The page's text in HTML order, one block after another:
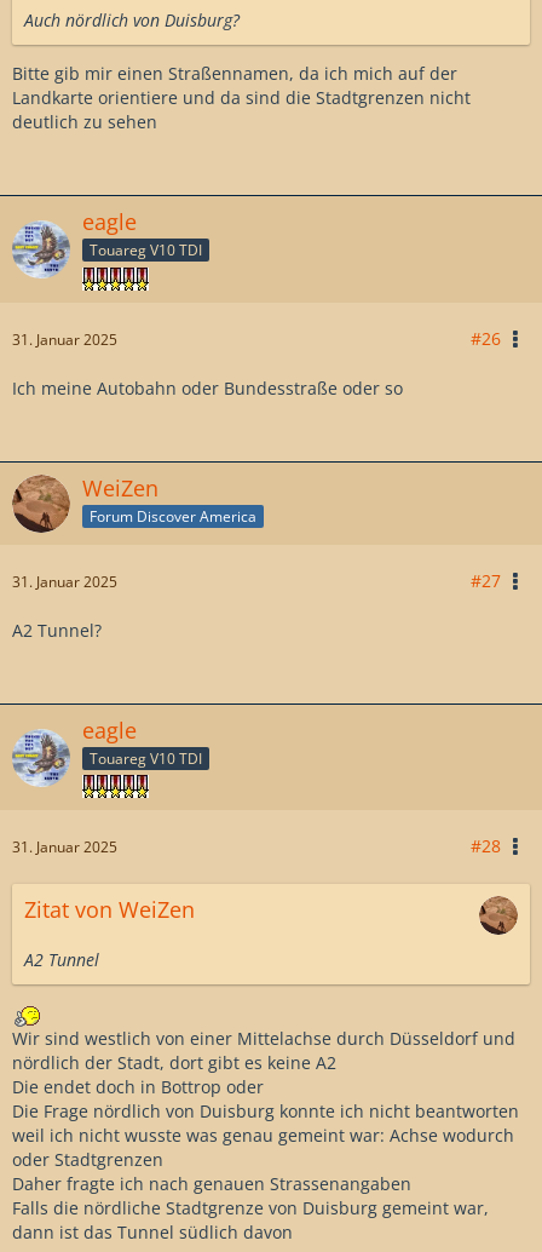
Auch nördlich von Duisburg?
Bitte gib mir einen Straßennamen, da ich mich auf der
Landkarte orientiere und da sind die Stadtgrenzen nicht
deutlich zu sehen
eagle
Touareg V10 TDI
31. Januar 2025 #26
Ich meine Autobahn oder Bundesstraße oder so
WeiZen
Forum Discover America
31. Januar 2025 #27
A2 Tunnel?
eagle
Touareg V10 TDI
31. Januar 2025 #28
Zitat von WeiZen
A2 Tunnel
Wir sind westlich von einer Mittelachse durch Düsseldorf und
nördlich der Stadt, dort gibt es keine A2
Die endet doch in Bottrop oder
Die Frage nördlich von Duisburg konnte ich nicht beantworten
weil ich nicht wusste was genau gemeint war: Achse wodurch
oder Stadtgrenzen
Daher fragte ich nach genauen Strassenangaben
Falls die nördliche Stadtgrenze von Duisburg gemeint war,
dann ist das Tunnel südlich davon